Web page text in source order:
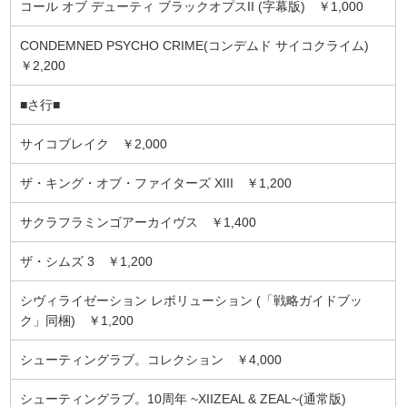
コール オブ デューティ ブラックオプスII (字幕版) ￥1,000
CONDEMNED PSYCHO CRIME(コンデムド サイコクライム)
￥2,200
■さ行■
サイコブレイク ￥2,000
ザ・キング・オブ・ファイターズ XIII ￥1,200
サクラフラミンゴアーカイヴス ￥1,400
ザ・シムズ 3 ￥1,200
シヴィライゼーション レボリューション (「戦略ガイドブッ
ク」同梱) ￥1,200
シューティングラブ。コレクション ￥4,000
シューティングラブ。10周年 ~XIIZEAL & ZEAL~(通常版)